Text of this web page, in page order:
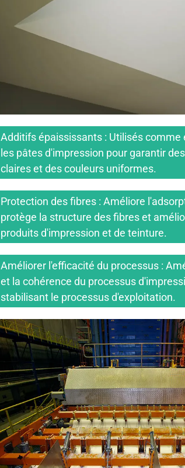
Additifs épaississants : Utilisés comme
les pâtes d'impression pour garantir
claires et des couleurs uniformes.
Protection des fibres : Améliore
protège la structure des fibres et
produits d'impression et de teinture.
Améliorer l'efficacité du processus :
et la cohérence du processus
stabilisant le processus d'exploitation.